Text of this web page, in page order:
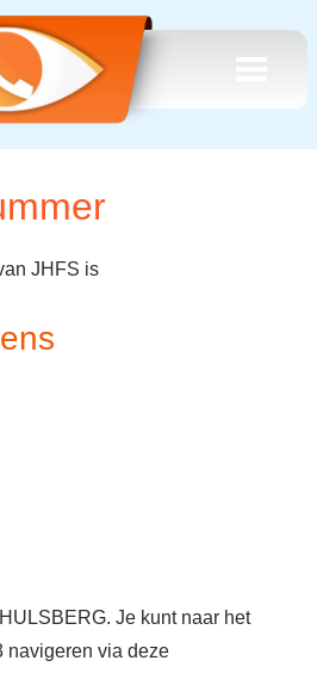
JHFS is
Je kunt naar het
navigeren via deze